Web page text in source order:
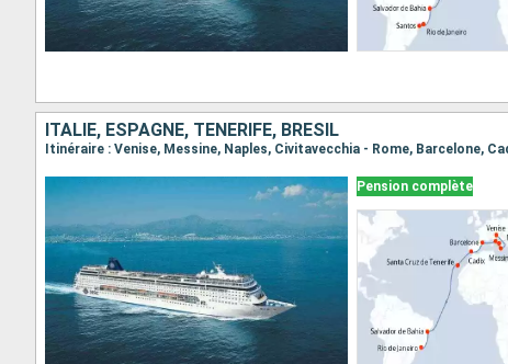
ITALIE, ESPAGNE, TENERIFE, BRÉSIL
Pension complète